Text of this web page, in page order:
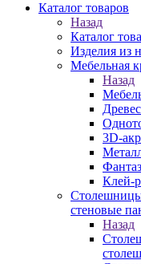
Каталог товаров
Назад
Каталог
Изделия из
Мебельная
Назад
3D-
Клей-
стеновые
Назад